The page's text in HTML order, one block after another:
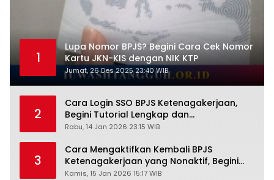
1
Lupa Nomor BPJS? Begini Cara Cek Nomor
Kartu JKN-KIS dengan NIK KTP
Jumat, 26 Des 2025 23:40 WIB
2
Cara Login SSO BPJS Ketenagakerjaan,
Begini Tutorial Lengkap dan
Pengertiannya
Rabu, 14 Jan 2026 23:15 WIB
3
Cara Mengaktifkan Kembali BPJS
Ketenagakerjaan yang Nonaktif, Begini
Panduan Lengkapnya
Kamis, 15 Jan 2026 15:17 WIB